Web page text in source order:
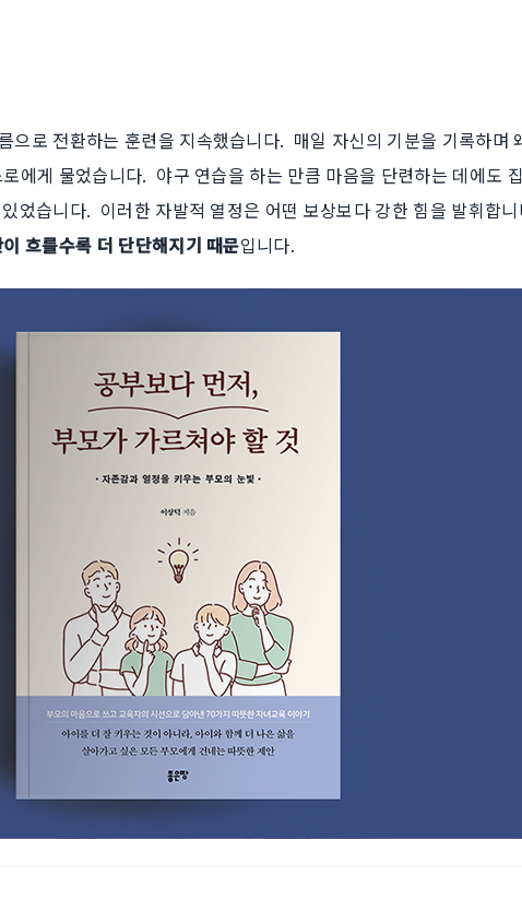
으로 전환하는 훈련을 지속했습니다. ​ 매일 자신의 기분을 기록하며
에게 물었습니다. ​ 야구 연습을 하는 만큼 마음을 단련하는 데에도
었습니다. ​ 이러한 자발적 열정은 어떤 보상보다 강한 힘을 발휘합
흐를수록 더 단단해지기 때문입니다.